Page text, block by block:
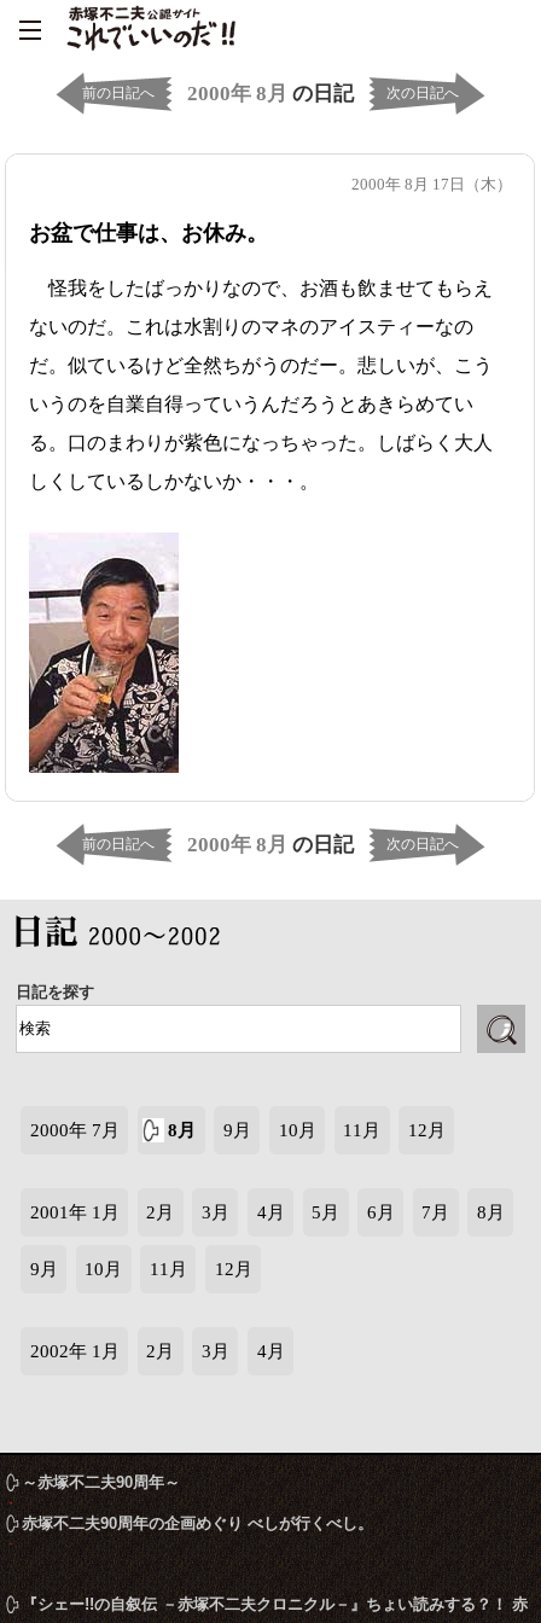
前の日記へ 2000年 8月 の日記 次の日記へ
2000年 8月 17日（木）
お盆で仕事は、お休み。
怪我をしたばっかりなので、お酒も飲ませてもらえ
ないのだ。これは水割りのマネのアイスティーなの
だ。似ているけど全然ちがうのだー。悲しいが、こう
いうのを自業自得っていうんだろうとあきらめてい
る。口のまわりが紫色になっちゃった。しばらく大人
しくしているしかないか・・・。
前の日記へ 2000年 8月 の日記 次の日記へ
日記を探す
2000年 7月 8月 9月 10月 11月 12月
2001年 1月 2月 3月 4月 5月 6月 7月 8月
9月 10月 11月 12月
2002年 1月 2月 3月 4月
～赤塚不二夫90周年～
赤塚不二夫90周年の企画めぐり べしが行くべし。
『シェー!!の自叙伝 －赤塚不二夫クロニクル－』ちょい読みする？！ 赤